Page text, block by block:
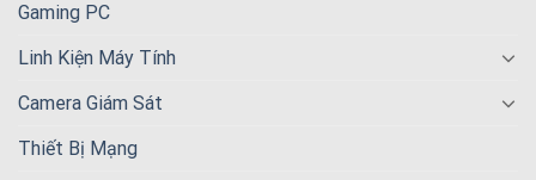
Gaming PC
Linh Kiện Máy Tính
Camera Giám Sát
Thiết Bị Mạng